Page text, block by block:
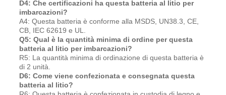
D4: Che certificazioni ha questa batteria al litio per
imbarcazioni?
A4: Questa batteria è conforme alla MSDS, UN38.3, CE,
CB, IEC 62619 e UL.
Q5: Qual è la quantità minima di ordine per questa
batteria al litio per imbarcazioni?
R5: La quantità minima di ordinazione di questa batteria è
di 2 unità.
D6: Come viene confezionata e consegnata questa
batteria al litio?